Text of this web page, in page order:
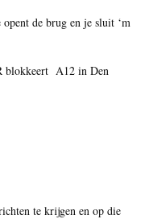
de brug en je sluit ‘m
blokkeert A12 in Den
te krijgen en op die